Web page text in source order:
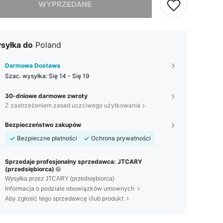
WYPRZEDANE
do Poland
Darmowa Dostawa
Szac. wysyłka: Się 14 - Się 19
30-dniowe darmowe zwroty
Z zastrzeżeniem zasad uczciwego użytkowania
Bezpieczeństwo zakupów
Bezpieczne płatności
Ochrona prywatności
Sprzedaje profesjonalny sprzedawca: JTCARY
(przedsiębiorca)
Wysyłka przez JTCARY (przedsiębiorca)
Informacja o podziale obowiązków umownych
Aby zgłosić tego sprzedawcę i/lub produkt